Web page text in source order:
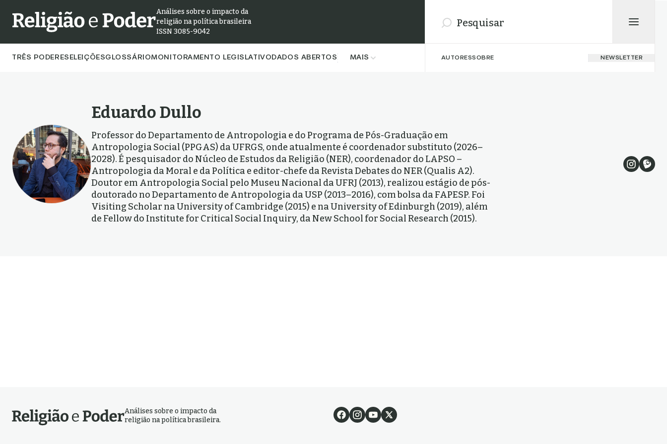
Análises sobre o impacto da
religião na política brasileira
ISSN 3085-9042
TRÊS PODERES ELEIÇÕESGLOSSÁRIOMONITORAMENTO LEGISLATIVO DADOS ABERTOS MAIS AUTORESSOBRE NEWSLETTER
Eduardo Dullo
Professor do Departamento de Antropologia e do Programa de Pós-Graduação em
Antropologia Social (PPGAS) da UFRGS, onde atualmente é coordenador substituto (2026–
2028). É pesquisador do Núcleo de Estudos da Religião (NER), coordenador do LAPSO –
Antropologia da Moral e da Política e editor-chefe da Revista Debates do NER (Qualis A2).
Doutor em Antropologia Social pelo Museu Nacional da UFRJ (2013), realizou estágio de pós-
doutorado no Departamento de Antropologia da USP (2013–2016), com bolsa da FAPESP. Foi
Visiting Scholar na University of Cambridge (2015) e na University of Edinburgh (2019), além
de Fellow do Institute for Critical Social Inquiry, da New School for Social Research (2015).
Análises sobre o impacto da
religião na política brasileira.